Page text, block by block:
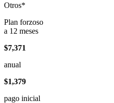
Otros*
Plan forzoso
a 12 meses
$7,371
anual
$1,379
pago inicial